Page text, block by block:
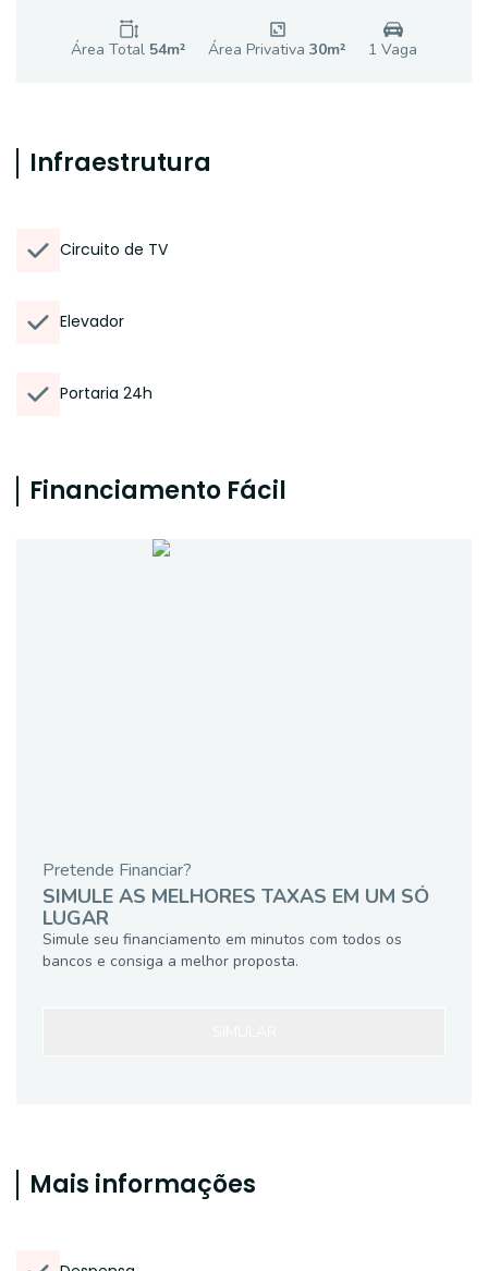
Área Total 54m² Área Privativa 30m² 1 Vaga
Infraestrutura
Circuito de TV
Elevador
Portaria 24h
Financiamento Fácil
Pretende Financiar?
SIMULE AS MELHORES TAXAS EM UM SÓ
LUGAR
Simule seu financiamento em minutos com todos os
bancos e consiga a melhor proposta.
Mais informações